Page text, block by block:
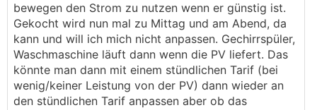
bewegen den Strom zu nutzen wenn er günstig ist.
Gekocht wird nun mal zu Mittag und am Abend, da
kann und will ich mich nicht anpassen. Gechirrspüler,
Waschmaschine läuft dann wenn die PV liefert. Das
könnte man dann mit einem stündlichen Tarif (bei
wenig/keiner Leistung von der PV) dann wieder an
den stündlichen Tarif anpassen aber ob das